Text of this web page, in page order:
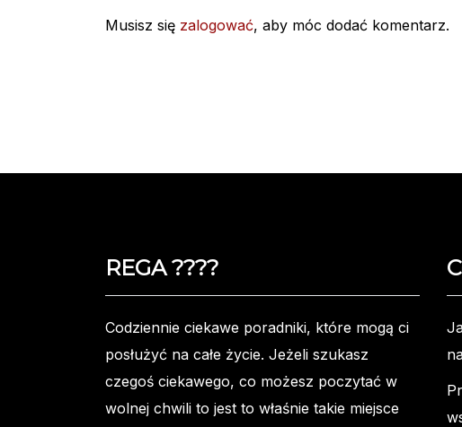
Musisz się zalogować, aby móc dodać komentarz.
REGA ????️
Codziennie ciekawe poradniki, które mogą ci
posłużyć na całe życie. Jeżeli szukasz
czegoś ciekawego, co możesz poczytać w
wolnej chwili to jest to właśnie takie miejsce